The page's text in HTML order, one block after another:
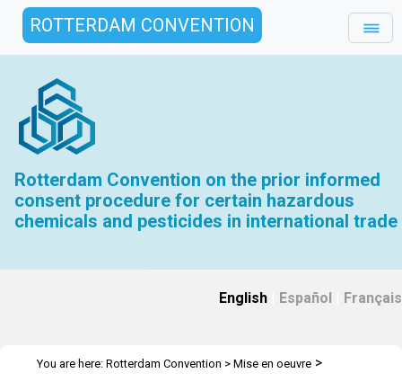
ROTTERDAM CONVENTION
Rotterdam Convention on the prior informed
consent procedure for certain hazardous
chemicals and pesticides in international trade
English Español Français
You are here: Rotterdam Convention > Mise en oeuvre >